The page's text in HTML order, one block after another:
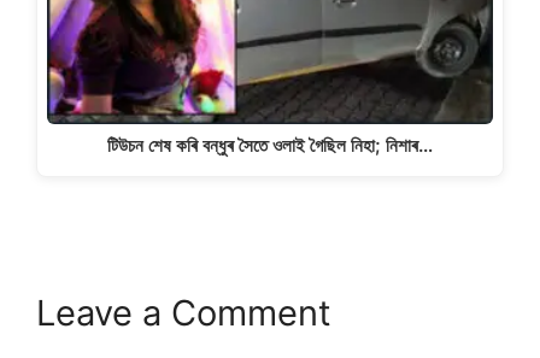
টিউচন শেষ কৰি বন্ধুৰ সৈতে ওলাই গৈছিল নিহা; নিশাৰ…
Leave a Comment